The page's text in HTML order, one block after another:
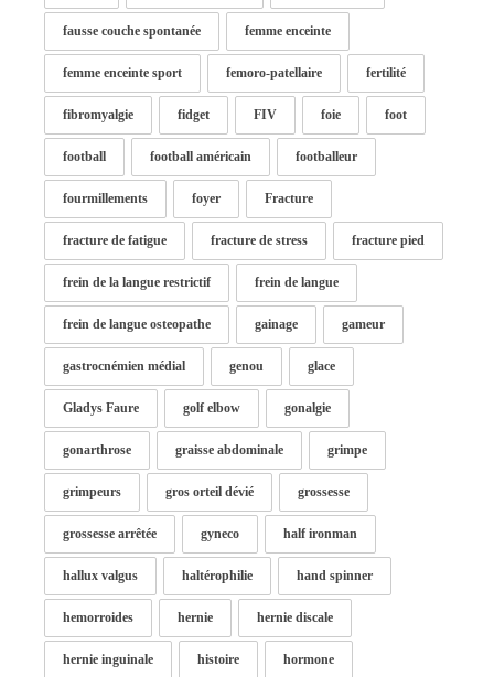
fausse couche spontanée femme enceinte
femme enceinte sport femoro-patellaire fertilité
fibromyalgie fidget FIV foie foot
football football américain footballeur
fourmillements foyer Fracture
fracture de fatigue fracture de stress fracture pied
frein de la langue restrictif frein de langue
frein de langue osteopathe gainage gameur
gastrocnémien médial genou glace
Gladys Faure golf elbow gonalgie
gonarthrose graisse abdominale grimpe
grimpeurs gros orteil dévié grossesse
grossesse arrêtée gyneco half ironman
hallux valgus haltérophilie hand spinner
hemorroides hernie hernie discale
hernie inguinale histoire hormone